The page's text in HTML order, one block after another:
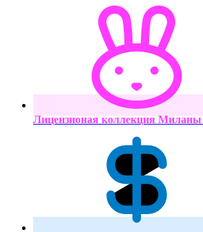
Лицензионая коллекция